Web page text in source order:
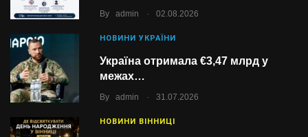
By admin . 02.08.2026
НОВИНИ УКРАЇНИ
Україна отримала €3,47 млрд у
межах…
By admin . 31.07.2026
НОВИНИ ВІННИЦІ